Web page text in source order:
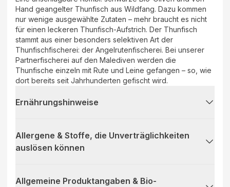
Hand geangelter Thunfisch aus Wildfang. Dazu kommen
nur wenige ausgewählte Zutaten – mehr braucht es nicht
für einen leckeren Thunfisch-Aufstrich. Der Thunfisch
stammt aus einer besonders selektiven Art der
Thunfischfischerei: der Angelrutenfischerei. Bei unserer
Partnerfischerei auf den Malediven werden die
Thunfische einzeln mit Rute und Leine gefangen – so, wie
dort bereits seit Jahrhunderten gefischt wird.
Ernährungshinweise
Allergene & Stoffe, die Unverträglichkeiten
auslösen können
Allgemeine Produktangaben & Bio-